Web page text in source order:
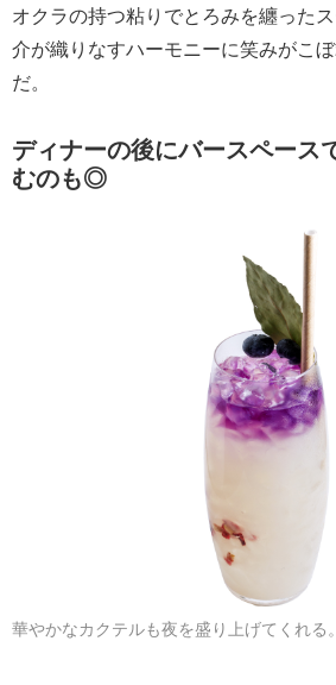
オクラの持つ粘りでとろみを纏った
介が織りなすハーモニーに笑みがこ
だ。
ディナーの後にバースペース
むのも◎
華やかなカクテルも夜を盛り上げてくれる